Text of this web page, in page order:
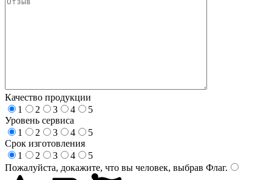
Качество продукции
1
2 3 4
5
Уровень сервиса
1
2 3 4
5
Срок изготовления
1
2 3 4
5
Пожалуйста, докажите, что вы человек, выбрав Флаг.